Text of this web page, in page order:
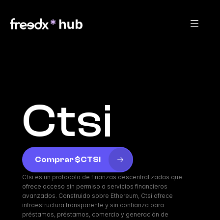
Ctsi
Comprar $CTSI
Ctsi es un protocolo de finanzas descentralizadas que
ofrece acceso sin permiso a servicios financieros
avanzados. Construido sobre Ethereum, Ctsi ofrece
infraestructura transparente y sin confianza para
préstamos, préstamos, comercio y generación de